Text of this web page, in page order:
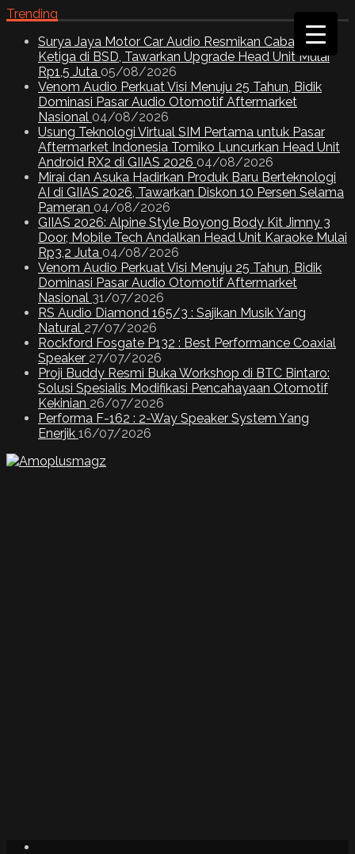
Trending
Surya Jaya Motor Car Audio Resmikan Cabang
Ketiga di BSD, Tawarkan Upgrade Head Unit Mulai
Rp1,5 Juta 05/08/2026
Venom Audio Perkuat Visi Menuju 25 Tahun, Bidik
Dominasi Pasar Audio Otomotif Aftermarket
Nasional 04/08/2026
Usung Teknologi Virtual SIM Pertama untuk Pasar
Aftermarket Indonesia Tomiko Luncurkan Head Unit
Android RX2 di GIIAS 2026 04/08/2026
Mirai dan Asuka Hadirkan Produk Baru Berteknologi
AI di GIIAS 2026, Tawarkan Diskon 10 Persen Selama
Pameran 04/08/2026
GIIAS 2026: Alpine Style Boyong Body Kit Jimny 3
Door, Mobile Tech Andalkan Head Unit Karaoke Mulai
Rp3,2 Juta 04/08/2026
Venom Audio Perkuat Visi Menuju 25 Tahun, Bidik
Dominasi Pasar Audio Otomotif Aftermarket
Nasional 31/07/2026
RS Audio Diamond 165/3 : Sajikan Musik Yang
Natural 27/07/2026
Rockford Fosgate P132 : Best Performance Coaxial
Speaker 27/07/2026
Proji Buddy Resmi Buka Workshop di BTC Bintaro:
Solusi Spesialis Modifikasi Pencahayaan Otomotif
Kekinian 26/07/2026
Performa F-162 : 2-Way Speaker System Yang
Enerjik 16/07/2026